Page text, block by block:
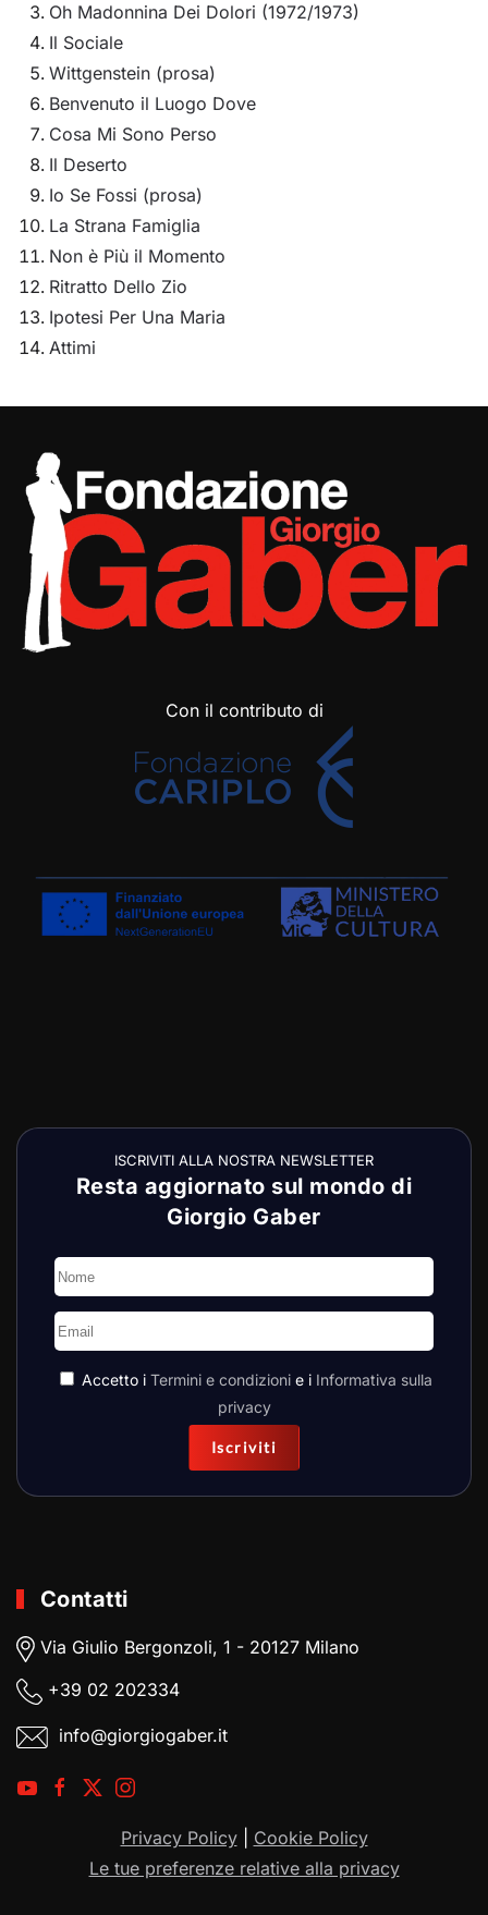
Oh Madonnina Dei Dolori (1972/1973)
Il Sociale
Wittgenstein (prosa)
Benvenuto il Luogo Dove
Cosa Mi Sono Perso
Il Deserto
Io Se Fossi (prosa)
La Strana Famiglia
Non è Più il Momento
Ritratto Dello Zio
Ipotesi Per Una Maria
Attimi
Con il contributo di
ISCRIVITI ALLA NOSTRA NEWSLETTER
Resta aggiornato sul mondo di
Giorgio Gaber
Accetto i Termini e condizioni e i Informativa sulla
privacy
Iscriviti
Contatti
Via Giulio Bergonzoli, 1 - 20127 Milano
+39 02 202334
info@giorgiogaber.it
Privacy Policy| Cookie Policy
Le tue preferenze relative alla privacy